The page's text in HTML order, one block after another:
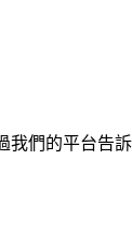
我們的平台告